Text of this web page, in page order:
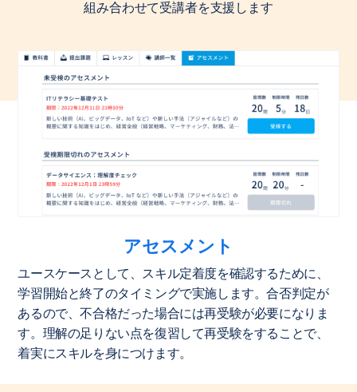
組み合わせて受講者を支援します
アセスメント
ユースケースとして、スキル定着度を確認するために、
学習開始と終了のタイミングで実施します。合否判定が
あるので、不合格だった場合には再受験が必要になりま
す。理解の足りない点を復習して再受験をすることで、
着実にスキルを身につけます。